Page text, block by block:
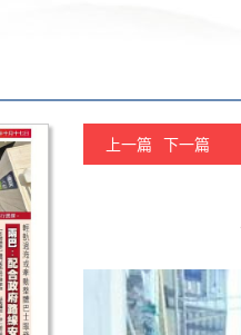
上一篇 下一篇